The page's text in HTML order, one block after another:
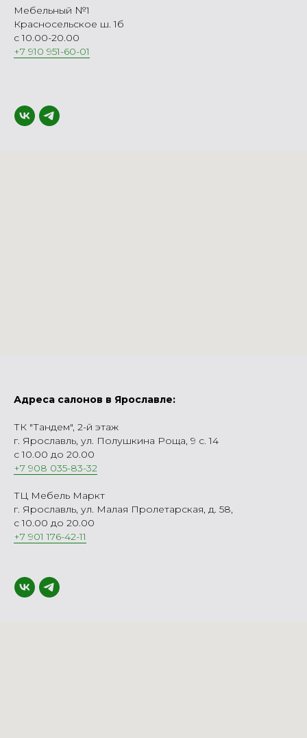
Мебельный №1
Красносельское ш. 1б
с 10.00-20.00
+7 910 951-60-01
Адреса салонов в Ярославле:
ТК "Тандем", 2-й этаж
г. Ярославль, ул. Полушкина Роща, 9 с. 14
с 10.00 до 20.00
+7 908 035-83-32
ТЦ Мебель Маркт
г. Ярославль, ул. Малая Пролетарская, д. 58,
с 10.00 до 20.00
+7 901 176-42-11